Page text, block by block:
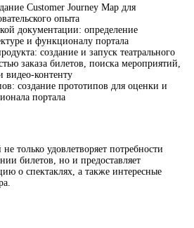
Customer Journey Map для
опыта
документации: определение
и функционалу портала
создание и запуск театрального
заказа билетов, поиска мероприятий,
видео-контенту
создание прототипов для оценки и
портала
только удовлетворяет потребности
билетов, но и предоставляет
о спектаклях, а также интересные